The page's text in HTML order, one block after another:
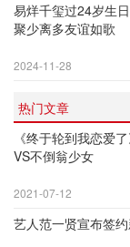
易烊千玺过24岁生
聚少离多友谊如歌
2024-11-28
热门文章
《终于轮到我恋爱
VS不倒翁少女
2021-07-12
艺人范一贤宣布签